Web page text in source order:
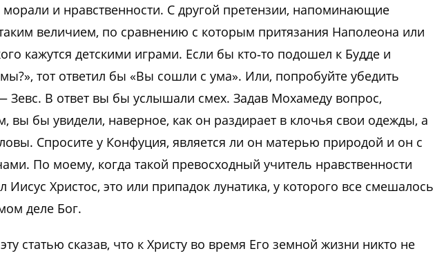
морали и нравственности. С другой претензии, напоминающие
величием, по сравнению с которым притязания Наполеона или
кажутся детскими играми. Если бы кто‑то подошел к Будде и
тот ответил бы «Вы сошли с ума». Или, попробуйте убедить
Зевс. В ответ вы бы услышали смех. Задав Мохамеду вопрос,
вы бы увидели, наверное, как он раздирает в клочья свои одежды, а
Спросите у Конфуция, является ли он матерью природой и он с
По моему, когда такой превосходный учитель нравственности
Иисус Христос, это или припадок лунатика, у которого все смешалось
деле Бог.
статью сказав, что к Христу во время Его земной жизни никто не